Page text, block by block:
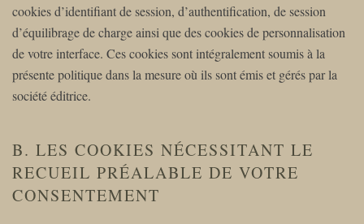
cookies d’identifiant de session, d’authentification, de session
d’équilibrage de charge ainsi que des cookies de personnalisation
de votre interface. Ces cookies sont intégralement soumis à la
présente politique dans la mesure où ils sont émis et gérés par la
société éditrice.
B. LES COOKIES NÉCESSITANT LE
RECUEIL PRÉALABLE DE VOTRE
CONSENTEMENT